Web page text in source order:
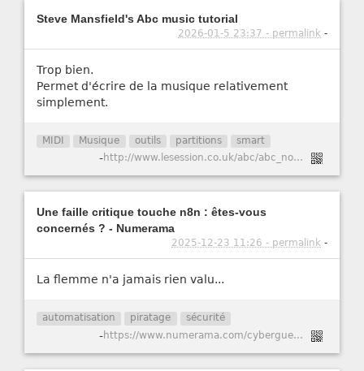
Steve Mansfield's Abc music tutorial
2026-01-5 23:37 - permalink -
Trop bien.
Permet d'écrire de la musique relativement
simplement.
MIDI Musique outils partitions smart
- http://www.lesession.co.uk/abc/abc_notation.htm
Une faille critique touche n8n : êtes-vous
concernés ? - Numerama
2025-12-23 11:26 - permalink -
La flemme n'a jamais rien valu...
automatisation piratage sécurité
- https://www.numerama.com/cyberguerre/2147741-une-faille-critique-touche-n8n-etes-vous-concernes.html